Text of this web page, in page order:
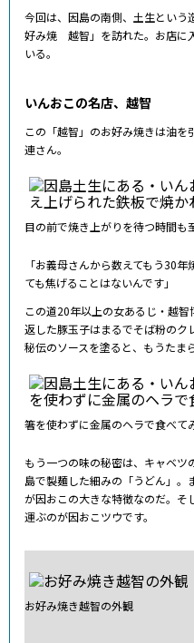
今回は、因島の南側、土生という
好み焼 越智」を訪れた。お店に
いる。
いんおこの名店、越智
この「越智」のお好み焼きは油
連さん。
目の前で焼き上がりを待つ時間も
「お義母さんから数えてもう30
ても焦げることはないんです」
この道20年以上の女あるじ・越
返した豚玉子はまるでそば粉のク
秘伝のソースを塗ると、もうたま
箸を使わずに金属のヘラで食べて
もう一つの味の秘密は、キャベ
島で製麺した細みの「うどん」。
が因おこの大きな特徴なのだ。そ
運ぶのが因おこツウです。
お好み焼き越智の外観